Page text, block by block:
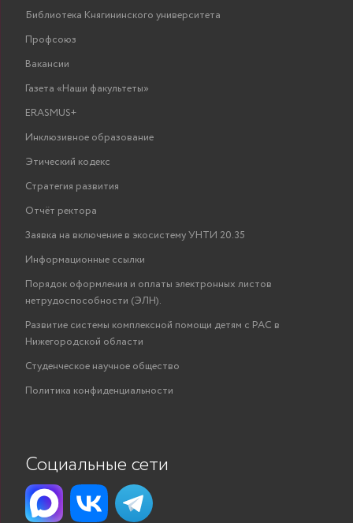
Библиотека Княгининского университета
Профсоюз
Вакансии
Газета «Наши факультеты»
ERASMUS+
Инклюзивное образование
Этический кодекс
Стратегия развития
Отчёт ректора
Заявка на включение в экосистему УНТИ 20.35
Информационные ссылки
Порядок оформления и оплаты электронных листов
нетрудоспособности (ЭЛН).
Развитие системы комплексной помощи детям с РАС в
Нижегородской области
Студенческое научное общество
Политика конфиденциальности
Социальные сети